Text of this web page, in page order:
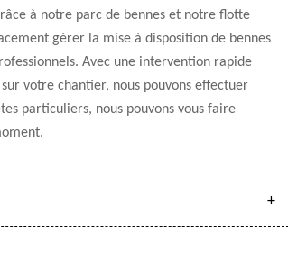
à notre parc de bennes et notre flotte
gérer la mise à disposition de bennes
Avec une intervention rapide
votre chantier, nous pouvons effectuer
particuliers, nous pouvons vous faire